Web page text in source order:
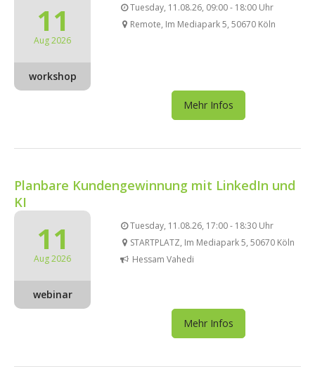
11
Aug 2026
workshop
Tuesday, 11.08.26, 09:00 - 18:00 Uhr
Remote, Im Mediapark 5, 50670 Köln
Mehr Infos
Planbare Kundengewinnung mit LinkedIn und
KI
11
Aug 2026
webinar
Tuesday, 11.08.26, 17:00 - 18:30 Uhr
STARTPLATZ, Im Mediapark 5, 50670 Köln
Hessam Vahedi
Mehr Infos